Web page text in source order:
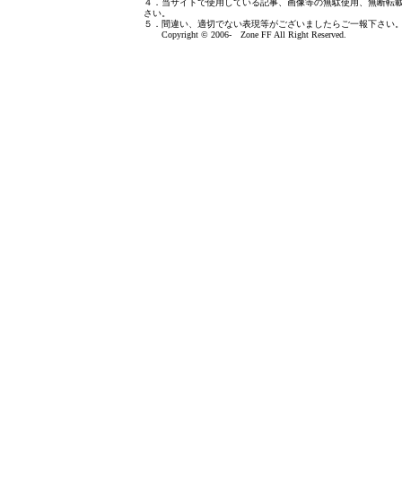
４．当サイトで使用している記事、画像等の無駄使用、無断転
さい。
５．間違い、適切でない表現等がございましたら ご一報下さい
Copyright © 2006- Zone FF All Right Reserved.